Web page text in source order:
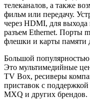
телеканалов, а также
фильм или передачу.
через HDMI, для
разъем Ethernet. Порты
флешки и карты памяти
Большой
Это мультимедийные
TV Box, ресиверы
приставок с
MXQ и других брендов.